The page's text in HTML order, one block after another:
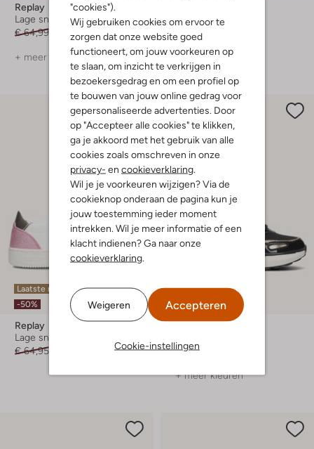
"cookies").
Wij gebruiken cookies om ervoor te
zorgen dat onze website goed
functioneert, om jouw voorkeuren op
te slaan, om inzicht te verkrijgen in
bezoekersgedrag en om een profiel op
te bouwen van jouw online gedrag voor
gepersonaliseerde advertenties. Door
op "Accepteer alle cookies" te klikken,
ga je akkoord met het gebruik van alle
cookies zoals omschreven in onze
privacy- en cookieverklaring.
Wil je je voorkeuren wijzigen? Via de
cookieknop onderaan de pagina kun je
jouw toestemming ieder moment
intrekken. Wil je meer informatie of een
klacht indienen? Ga naar onze
cookieverklaring.
Weigeren Accepteren
Cookie-instellingen
Replay
Lage sneakers
€ 64,99
€ 44,99
+ meer kleuren
Lage sneakers
€ 69,95
Laatste maten
-50%
Replay
Lage sneakers
€ 64,95
-40%
Replay
€ 84,95
+ meer kleuren